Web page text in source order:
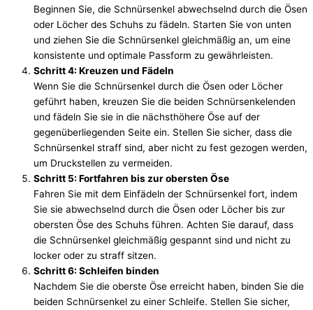
Beginnen Sie, die Schnürsenkel abwechselnd durch die Ösen
oder Löcher des Schuhs zu fädeln. Starten Sie von unten
und ziehen Sie die Schnürsenkel gleichmäßig an, um eine
konsistente und optimale Passform zu gewährleisten.
Schritt 4: Kreuzen und Fädeln
Wenn Sie die Schnürsenkel durch die Ösen oder Löcher
geführt haben, kreuzen Sie die beiden Schnürsenkelenden
und fädeln Sie sie in die nächsthöhere Öse auf der
gegenüberliegenden Seite ein. Stellen Sie sicher, dass die
Schnürsenkel straff sind, aber nicht zu fest gezogen werden,
um Druckstellen zu vermeiden.
Schritt 5: Fortfahren bis zur obersten Öse
Fahren Sie mit dem Einfädeln der Schnürsenkel fort, indem
Sie sie abwechselnd durch die Ösen oder Löcher bis zur
obersten Öse des Schuhs führen. Achten Sie darauf, dass
die Schnürsenkel gleichmäßig gespannt sind und nicht zu
locker oder zu straff sitzen.
Schritt 6: Schleifen binden
Nachdem Sie die oberste Öse erreicht haben, binden Sie die
beiden Schnürsenkel zu einer Schleife. Stellen Sie sicher,